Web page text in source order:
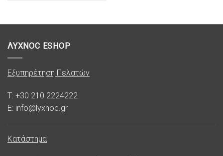
ΛΥΧΝΟC ESHOP
Εξυπηρέτηση Πελατών
T: +30 210 2224222
E: info@lyxnoc.gr
Κατάστημα